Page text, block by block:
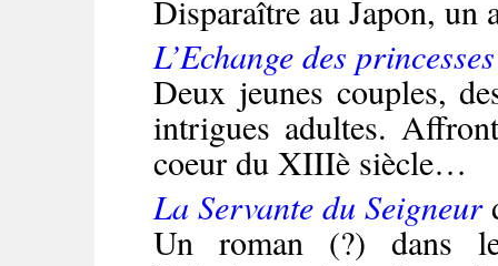
Disparaître au Japon,
L’Echange des princesses
Deux jeunes couples,
intrigues adultes.
coeur du XIIIè siècle…
La Servante du Seigneur
Un roman (?) dans